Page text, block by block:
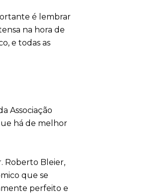
é lembrar
na hora de
e todas as
Associação
há de melhor
Roberto Bleier,
que se
perfeito e